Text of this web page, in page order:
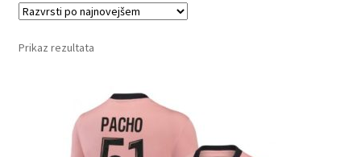
Moj račun
Trgovina
Zaključek nakupa
Prikaz rezultata